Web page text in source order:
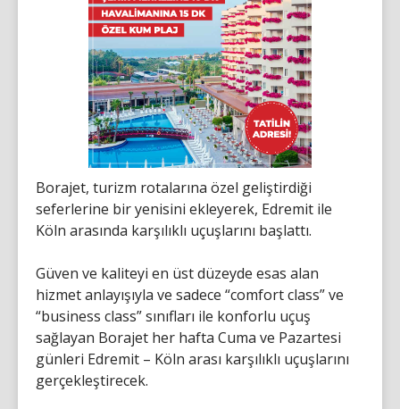
Borajet, turizm rotalarına özel geliştirdiği
seferlerine bir yenisini ekleyerek, Edremit ile
Köln arasında karşılıklı uçuşlarını başlattı.
Güven ve kaliteyi en üst düzeyde esas alan
hizmet anlayışıyla ve sadece “comfort class” ve
“business class” sınıfları ile konforlu uçuş
sağlayan Borajet her hafta Cuma ve Pazartesi
günleri Edremit – Köln arası karşılıklı uçuşlarını
gerçekleştirecek.